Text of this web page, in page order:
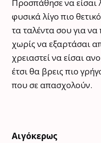
Προσπάθησε να είσαι
φυσικά λίγο πιο
τα ταλέντα σου για
χωρίς να εξαρτάσαι
χρειαστεί να είσαι
έτσι θα βρεις πιο
που σε απασχολούν.
Αιγόκερως